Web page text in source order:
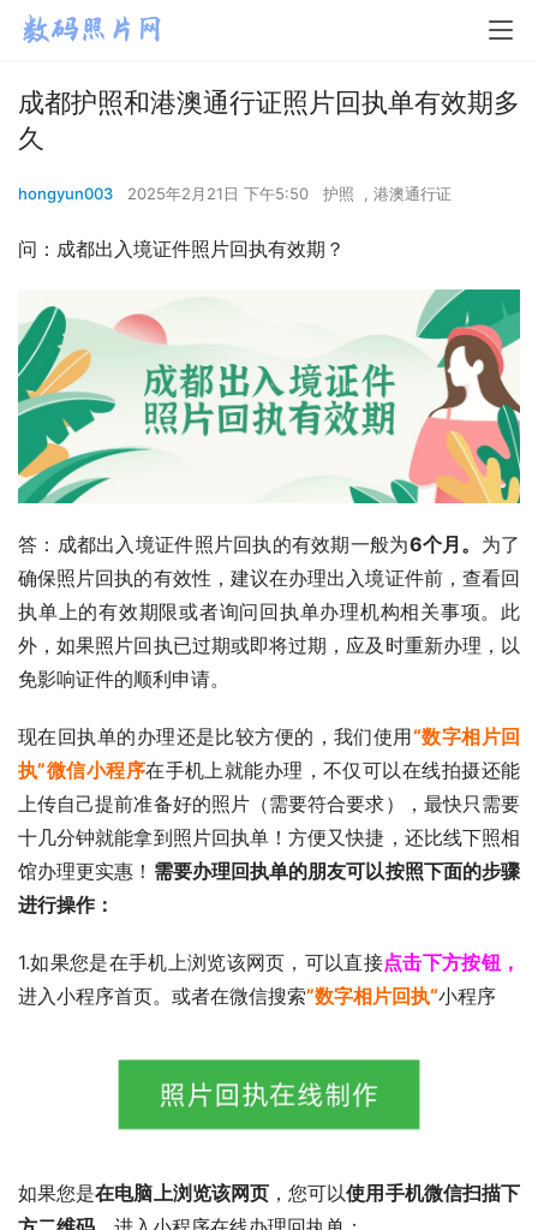
成都护照和港澳通行证照片回执单有效期多
久
hongyun003 2025年2月21日 下午5:50 护照 港澳通行证
问：成都出入境证件照片回执有效期？
答：成都出入境证件照片回执的有效期一般为6个月。 为了
确保照片回执的有效性，建议在办理出入境证件前，查看回
执单上的有效期限或者询问回执单办理机构相关事项。此
外，如果照片回执已过期或即将过期，应及时重新办理，以
免影响证件的顺利申请。
现在回执单的办理还是比较方便的，我们使用“数字相片回
执”微信小程序在手机上就能办理，不仅可以在线拍摄还能
上传自己提前准备好的照片（需要符合要求），最快只需要
十几分钟就能拿到照片回执单！方便又快捷，还比线下照相
馆办理更实惠！ 需要办理回执单的朋友可以按照下面的步骤
进行操作：
1.如果您是在手机上浏览该网页，可以直接点击下方按钮，
进入小程序首页。或者在微信搜索”数字相片回执“小程序
如果您是在电脑上浏览该网页 ，您可以使用手机微信扫描下